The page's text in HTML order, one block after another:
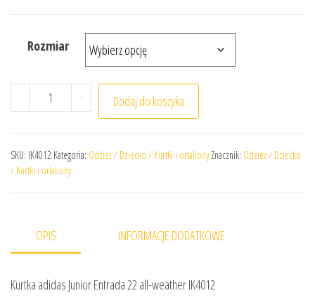
Rozmiar
- ilość Kurtka adidas Junior Entrada 22 all-weather IK4012
+ Dodaj do koszyka
SKU: IK4012 Kategoria: Odzież / Dziecko / Kurtki i ortaliony Znacznik: Odzież / Dziecko
/ Kurtki i ortaliony
OPIS INFORMACJE DODATKOWE
Kurtka adidas Junior Entrada 22 all-weather IK4012